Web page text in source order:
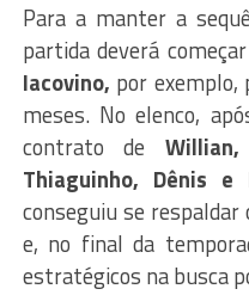
Para a manter a
partida deverá
Iacovino, por
meses. No elenco,
contrato de
Thiaguinho, Dênis e
conseguiu se respaldar
e, no final da
estratégicos na busca